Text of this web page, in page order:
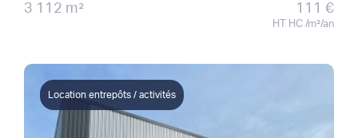
3 112 m² 111 €
HT HC /m²/an
Location entrepôts / activités